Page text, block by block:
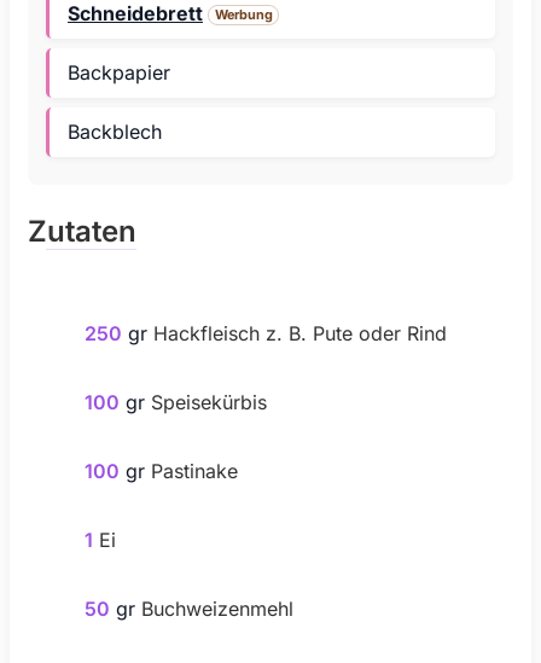
Schneidebrett Werbung
Backpapier
Backblech
Zutaten
250 gr Hackfleisch z. B. Pute oder Rind
100 gr Speisekürbis
100 gr Pastinake
1 Ei
50 gr Buchweizenmehl